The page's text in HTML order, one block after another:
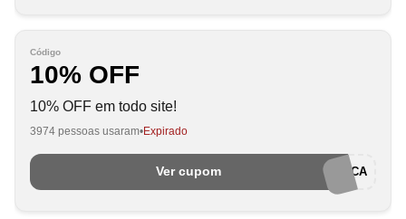
Código
10% OFF
10% OFF em todo site!
3974 pessoas usaram Expirado
Ver cupom MOTOCA